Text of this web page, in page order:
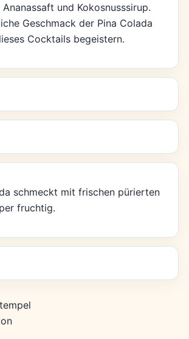
und Kokosnusssirup.
Geschmack der Pina Colada
Cocktails begeistern.
schmeckt mit frischen pürierten
fruchtig.